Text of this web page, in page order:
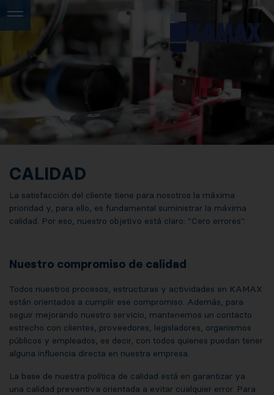
CALIDAD
La satisfacción del cliente tiene para nosotros la máxima
prioridad y, para ello, es fundamental suministrar la máxima
calidad. Por eso, nuestro objetivo está claro: "Cero errores".
Nuestro compromiso de calidad
Todos nuestros procesos, estructuras y actividades en KAMAX
están orientados a cumplir ese compromiso. Además, para
seguir mejorando nuestro servicio, mantenemos un contacto
estrecho con clientes, proveedores, legisladores, organismos
públicos y empleados, es decir, con todos quienes puedan tener
alguna influencia directa en nuestra empresa.
La base de nuestra política de calidad está en garantizar ya
una calidad preventiva orientada a evitar cualquier error. Para